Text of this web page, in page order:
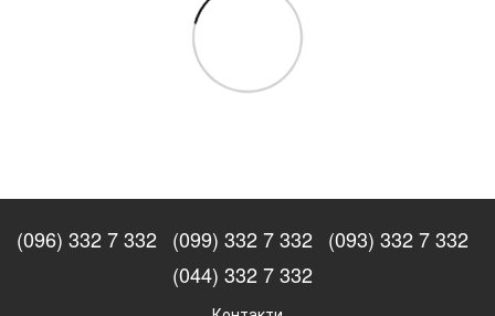
(096) 332 7 332 (099) 332 7 332 (093) 332 7 332
(044) 332 7 332